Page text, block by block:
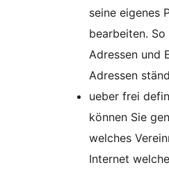
seine eigenes
bearbeiten.
Adressen und
Adressen
ueber frei
können Sie
welches
Internet